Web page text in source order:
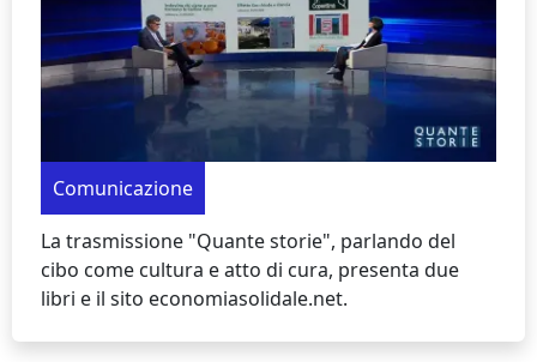
Comunicazione
La trasmissione "Quante storie", parlando del
cibo come cultura e atto di cura, presenta due
libri e il sito economiasolidale.net.